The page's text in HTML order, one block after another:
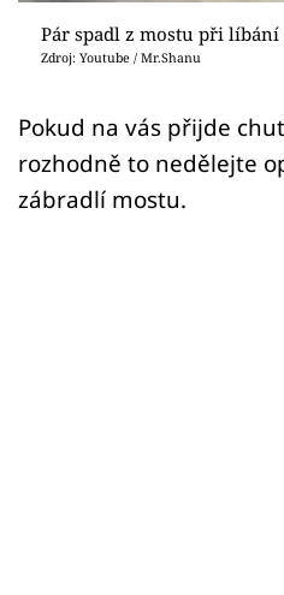
Přihlášení
Sledujte nás
Pár spadl z mostu při líbání
Zdroj: Youtube / Mr.Shanu
Pokud na vás přijde
rozhodně to nedělejte
zábradlí mostu.